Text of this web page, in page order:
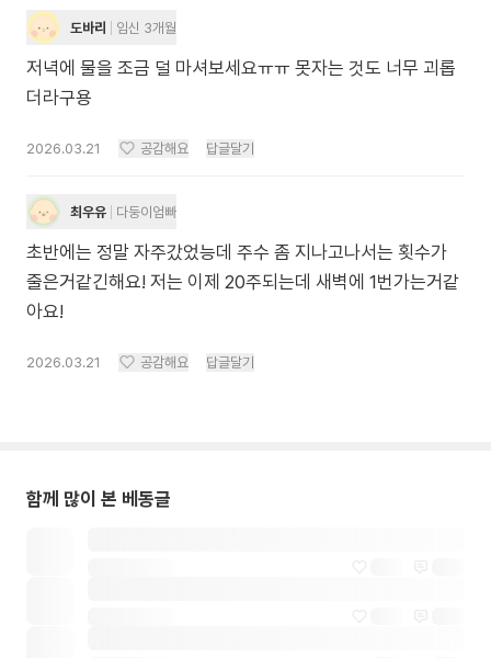
도바리 임신 3개월
저녁에 물을 조금 덜 마셔보세요ㅠㅠ 못자는 것도 너무 괴롭
더라구용
2026.03.21 공감해요 답글달기
최우유 다둥이엄빠
초반에는 정말 자주갔었능데 주수 좀 지나고나서는 횟수가
줄은거같긴해요! 저는 이제 20주되는데 새벽에 1번가는거같
아요!
2026.03.21 공감해요 답글달기
함께 많이 본 베동글